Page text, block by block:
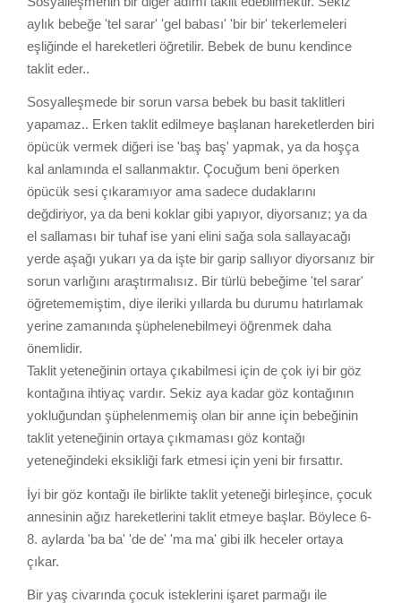
aylık bebeğe 'tel sarar' 'gel babası' 'bir bir' tekerlemeleri
eşliğinde el hareketleri öğretilir. Bebek de bunu kendince
taklit eder..
Sosyalleşmede bir sorun varsa bebek bu basit taklitleri
yapamaz.. Erken taklit edilmeye başlanan hareketlerden biri
öpücük vermek diğeri ise 'baş baş' yapmak, ya da hoşça
kal anlamında el sallanmaktır. Çocuğum beni öperken
öpücük sesi çıkaramıyor ama sadece dudaklarını
değdiriyor, ya da beni koklar gibi yapıyor, diyorsanız; ya da
el sallaması bir tuhaf ise yani elini sağa sola sallayacağı
yerde aşağı yukarı ya da işte bir garip sallıyor diyorsanız bir
sorun varlığını araştırmalısız. Bir türlü bebeğime 'tel sarar'
öğretememiştim, diye ileriki yıllarda bu durumu hatırlamak
yerine zamanında şüphelenebilmeyi öğrenmek daha
önemlidir.
Taklit yeteneğinin ortaya çıkabilmesi için de çok iyi bir göz
kontağına ihtiyaç vardır. Sekiz aya kadar göz kontağının
yokluğundan şüphelenmemiş olan bir anne için bebeğinin
taklit yeteneğinin ortaya çıkmaması göz kontağı
yeteneğindeki eksikliği fark etmesi için yeni bir fırsattır.
İyi bir göz kontağı ile birlikte taklit yeteneği birleşince, çocuk
annesinin ağız hareketlerini taklit etmeye başlar. Böylece 6-
8. aylarda 'ba ba' 'de de' 'ma ma' gibi ilk heceler ortaya
çıkar.
Bir yaş civarında çocuk isteklerini işaret parmağı ile